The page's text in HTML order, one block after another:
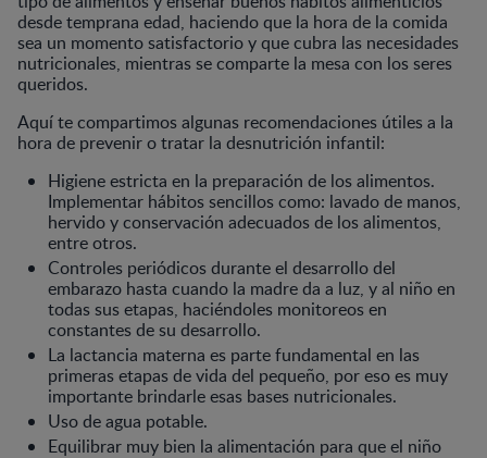
desde temprana edad, haciendo que la hora de la comida
sea un momento satisfactorio y que cubra las necesidades
nutricionales, mientras se comparte la mesa con los seres
queridos.
Aquí te compartimos algunas recomendaciones útiles a la
hora de prevenir o tratar la desnutrición infantil:
Higiene estricta en la preparación de los alimentos.
Implementar hábitos sencillos como: lavado de manos,
hervido y conservación adecuados de los alimentos,
entre otros.
Controles periódicos durante el desarrollo del
embarazo hasta cuando la madre da a luz, y al niño en
todas sus etapas, haciéndoles monitoreos en
constantes de su desarrollo.
La lactancia materna es parte fundamental en las
primeras etapas de vida del pequeño, por eso es muy
importante brindarle esas bases nutricionales.
Uso de agua potable.
Equilibrar muy bien la alimentación para que el niño